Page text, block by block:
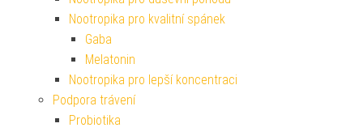
Nootropika pro kvalitní spánek
Gaba
Melatonin
Nootropika pro lepší koncentraci
Podpora trávení
Probiotika